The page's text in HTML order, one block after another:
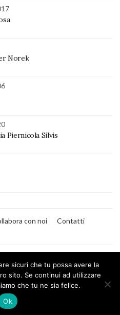
Norek
Piernicola Silvis
con noi
Contatti
sicuri che tu possa avere la
sito. Se continui ad utilizzare
che tu ne sia felice.
Ok